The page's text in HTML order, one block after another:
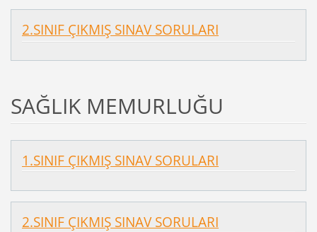
2.SINIF ÇIKMIŞ SINAV SORULARI
SAĞLIK MEMURLUĞU
1.SINIF ÇIKMIŞ SINAV SORULARI
2.SINIF ÇIKMIŞ SINAV SORULARI